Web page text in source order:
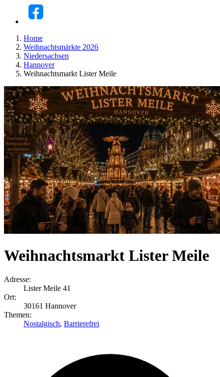
Home
Weihnachtsmärkte 2026
Niedersachsen
Hannover
Weihnachtsmarkt Lister Meile
Weihnachtsmarkt Lister Meile
Adresse:
Lister Meile 41
Ort:
30161 Hannover
Themen:
Nostalgisch, Barrierefrei